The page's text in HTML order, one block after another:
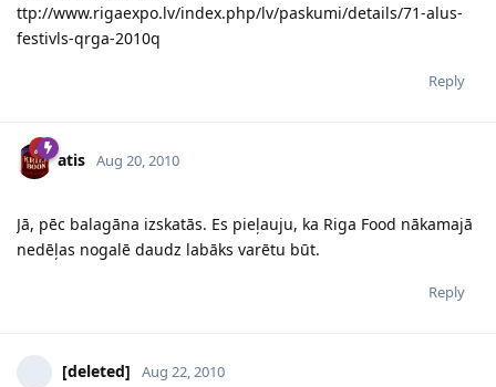
ttp://www.rigaexpo.lv/index.php/lv/paskumi/details/71-alus-
festivls-qrga-2010q
Reply
atis Aug 20, 2010
Jā, pēc balagāna izskatās. Es pieļauju, ka Riga Food nākamajā
nedēļas nogalē daudz labāks varētu būt.
Reply
[deleted] Aug 22, 2010